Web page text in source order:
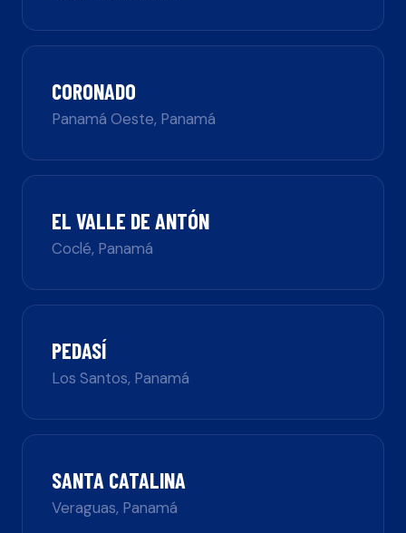
CORONADO
Panamá Oeste, Panamá
EL VALLE DE ANTÓN
Coclé, Panamá
PEDASÍ
Los Santos, Panamá
SANTA CATALINA
Veraguas, Panamá